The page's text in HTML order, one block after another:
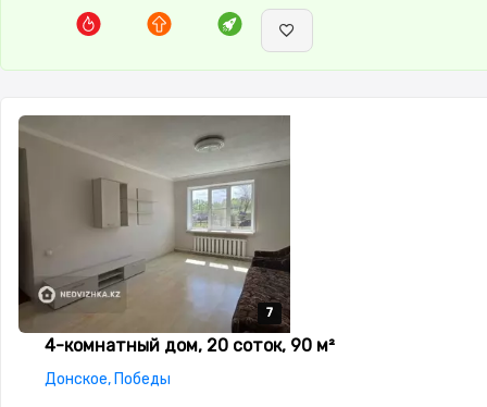
7
7
7
7
7
4-комнатный дом, 20 соток, 90 м²
Донское, Победы